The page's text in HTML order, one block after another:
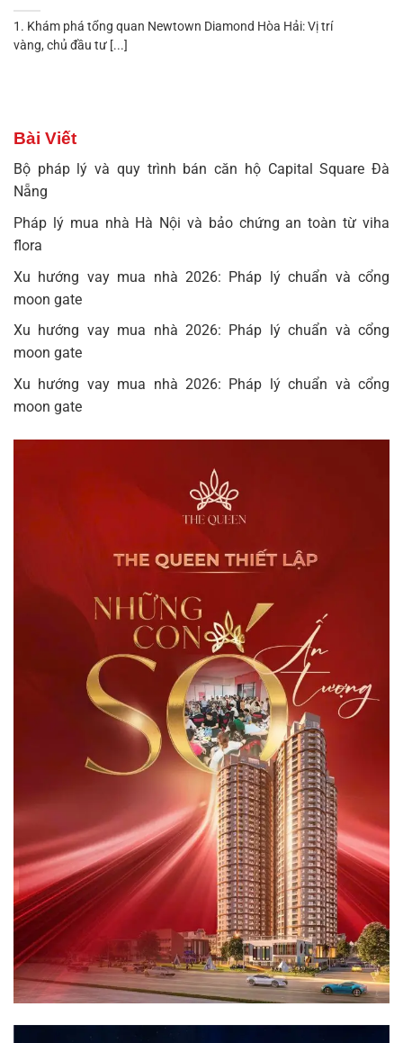
1. Khám phá tổng quan Newtown Diamond Hòa Hải: Vị trí
vàng, chủ đầu tư [...]
Bài Viết
Bộ pháp lý và quy trình bán căn hộ Capital Square Đà
Nẵng
Pháp lý mua nhà Hà Nội và bảo chứng an toàn từ viha
flora
Xu hướng vay mua nhà 2026: Pháp lý chuẩn và cổng
moon gate
Xu hướng vay mua nhà 2026: Pháp lý chuẩn và cổng
moon gate
Xu hướng vay mua nhà 2026: Pháp lý chuẩn và cổng
moon gate